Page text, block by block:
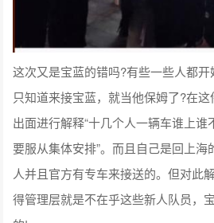
这次又是宝蓝的错吗?有些一些人都开
只知道来接宝蓝，就当他保姆了?在
出面进行解释“十几个人一辆车谁上
要服从集体安排”。而且自己是回上
人并且官方有专车来接送的。但对此
得管理层就是不在乎这些新人队员，